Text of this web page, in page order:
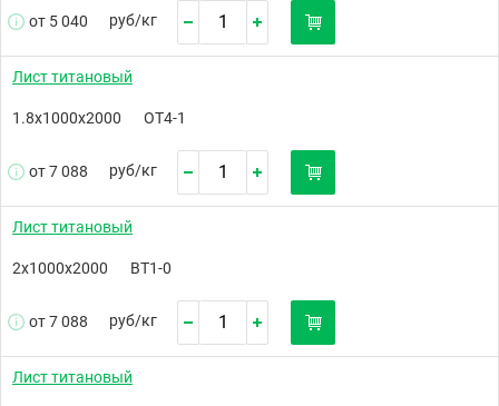
от 5 040 руб/кг
Лист титановый
1.8х1000х2000 ОТ4-1
от 7 088 руб/кг
Лист титановый
2х1000х2000 ВТ1-0
от 7 088 руб/кг
Лист титановый